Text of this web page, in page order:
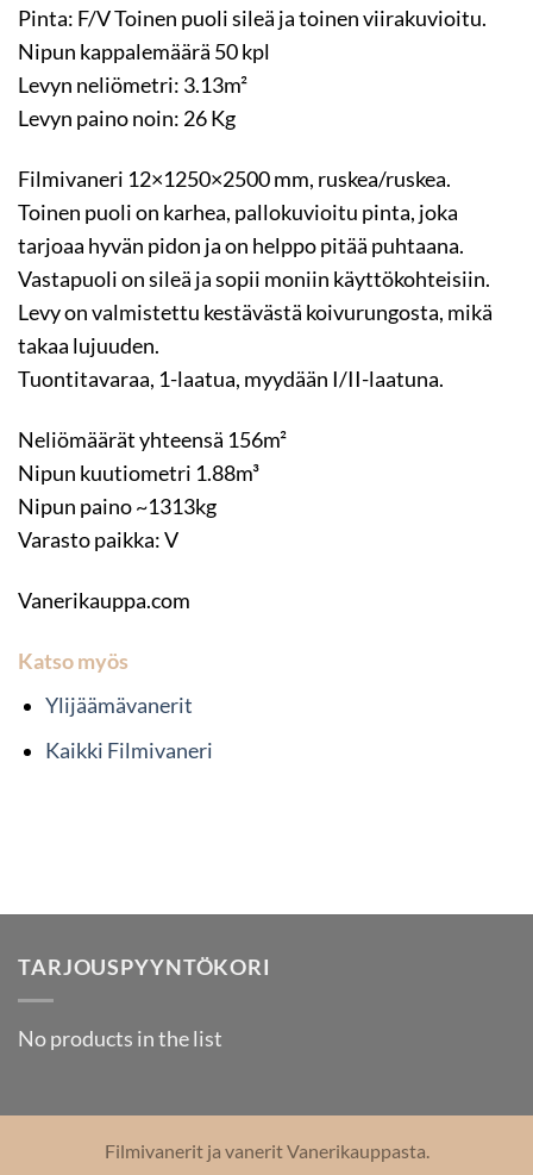
Pinta: F/V Toinen puoli sileä ja toinen viirakuvioitu.
Nipun kappalemäärä 50 kpl
Levyn neliömetri: 3.13m²
Levyn paino noin: 26 Kg
Filmivaneri 12×1250×2500 mm, ruskea/ruskea.
Toinen puoli on karhea, pallokuvioitu pinta, joka
tarjoaa hyvän pidon ja on helppo pitää puhtaana.
Vastapuoli on sileä ja sopii moniin käyttökohteisiin.
Levy on valmistettu kestävästä koivurungosta, mikä
takaa lujuuden.
Tuontitavaraa, 1-laatua, myydään I/II-laatuna.
Neliömäärät yhteensä 156m²
Nipun kuutiometri 1.88m³
Nipun paino ~1313kg
Varasto paikka: V
Vanerikauppa.com
Katso myös
Ylijäämävanerit
Kaikki Filmivaneri
TARJOUSPYYNTÖKORI
No products in the list
Filmivanerit ja vanerit Vanerikauppasta.